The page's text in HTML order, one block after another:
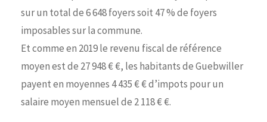
sur un total de 6 648 foyers soit 47 % de foyers
imposables sur la commune.
Et comme en 2019 le revenu fiscal de référence
moyen est de 27 948 € €, les habitants de Guebwiller
payent en moyennes 4 435 € € d’impots pour un
salaire moyen mensuel de 2 118 € €.